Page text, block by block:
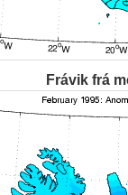
Frávik frá